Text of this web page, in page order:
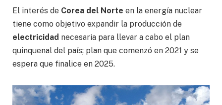
El interés de Corea del Norte en la energía nuclear
tiene como objetivo expandir la producción de
electricidad necesaria para llevar a cabo el plan
quinquenal del país; plan que comenzó en 2021 y se
espera que finalice en 2025.